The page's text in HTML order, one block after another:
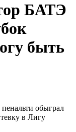
БАТЭ
быть
обыграл
в Лигу